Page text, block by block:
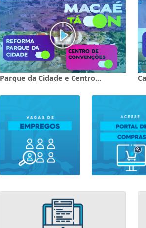
Parque da Cidade e Centro...